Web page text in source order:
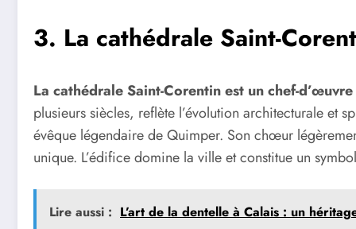
3. La cathédrale Saint-
La cathédrale Saint-Corentin est un chef-
plusieurs siècles, reflète l’évolution architecturale et
évêque légendaire de Quimper. Son chœur
unique. L’édifice domine la ville et constitue un
Lire aussi : L’art de la dentelle à Calais : un